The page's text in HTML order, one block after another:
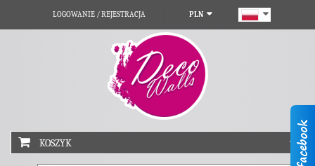
LOGOWANIE / REJESTRACJA PLN
KOSZYK